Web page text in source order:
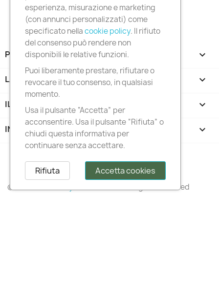
PRODOTTI 
LA NOSTRA AZIENDA 
IL TUO ACCOUNT 
INFORMAZIONI NEGOZIO keyboard_arrow_down
Follow us
© 2026 – – All Rights Reserved
esperienza, misurazione e marketing
(con annunci personalizzati) come
specificato nellacookie policy. Il rifiuto
del consenso può rendere non
disponibili le relative funzioni.
Puoi liberamente prestare, rifiutare o
revocare il tuo consenso, in qualsiasi
momento.
Usa il pulsante “Accetta” per
acconsentire. Usa il pulsante “Rifiuta” o
chiudi questa informativa per
continuare senza accettare.
Accetta cookies
Rifiuta